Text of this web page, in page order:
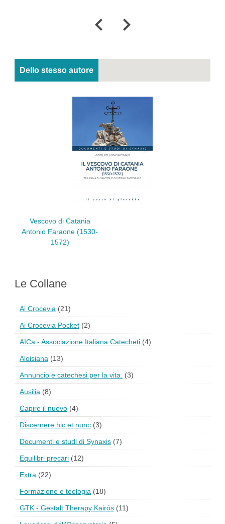
Dello stesso autore
Vescovo di Catania
Antonio Faraone (1530-
1572)
Le Collane
Ai Crocevia (21)
Ai Crocevia Pocket (2)
AICa - Associazione Italiana Catecheti (4)
Aloisiana (13)
Annuncio e catechesi per la vita. (3)
Ausilia (8)
Capire il nuovo (4)
Discernere hic et nunc (3)
Documenti e studi di Synaxis (7)
Equilibri precari (12)
Extra (22)
Formazione e teologia (18)
GTK - Gestalt Therapy Kairós (11)